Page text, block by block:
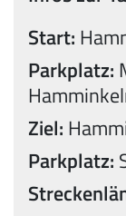
Start:
Parkplatz:
Ziel:
Parkplatz: